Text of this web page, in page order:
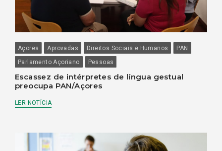
Açores Aprovadas Direitos Sociais e Humanos
PAN
Parlamento Açoriano
Pessoas
Escassez de intérpretes de língua gestual
preocupa PAN/Açores
LER NOTÍCIA